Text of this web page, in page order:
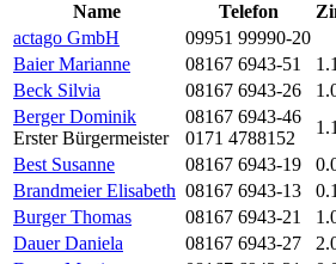
Name
Telefon
actago GmbH
09951 99990-20
Baier Marianne
08167 6943-51
Beck Silvia
08167 6943-26
Berger Dominik
Erster Bürgermeister
08167 6943-46
0171 4788152
Best Susanne
08167 6943-19
Brandmeier Elisabeth 08167 6943-13
Burger Thomas
08167 6943-21
Dauer Daniela
08167 6943-27